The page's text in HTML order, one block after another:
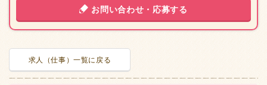
お問い合わせ・応募する
求人（仕事）一覧に戻る